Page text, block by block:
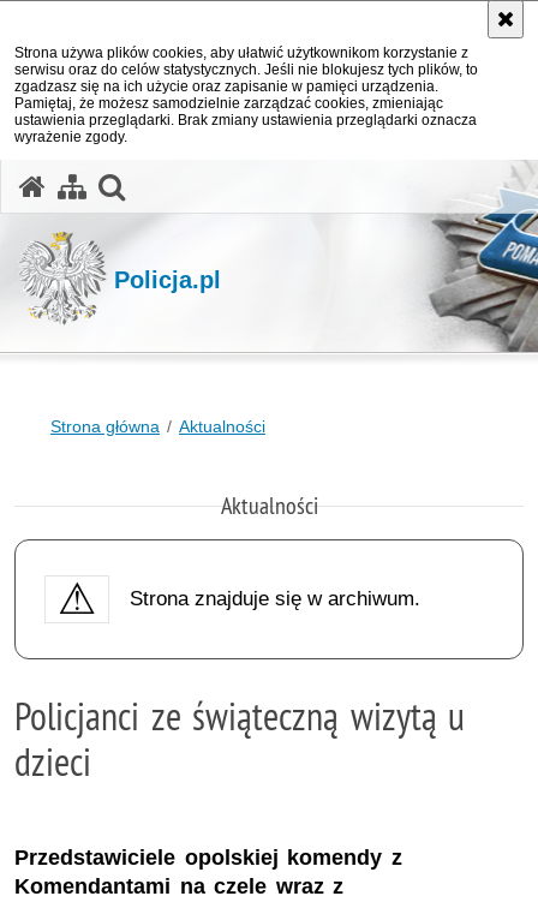
Strona używa plików cookies, aby ułatwić użytkownikom korzystanie z
serwisu oraz do celów statystycznych. Jeśli nie blokujesz tych plików, to
zgadzasz się na ich użycie oraz zapisanie w pamięci urządzenia.
Pamiętaj, że możesz samodzielnie zarządzać cookies, zmieniając
ustawienia przeglądarki. Brak zmiany ustawienia przeglądarki oznacza
wyrażenie zgody.
Policja.pl
Strona główna Aktualności
Aktualności
Strona znajduje się w archiwum.
Policjanci ze świąteczną wizytą u
dzieci
Przedstawiciele opolskiej komendy z
Komendantami na czele wraz z